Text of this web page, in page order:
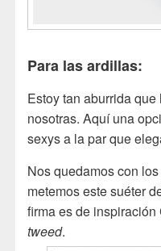
Para las ardillas:
Estoy tan aburrida
nosotras. Aquí una
sexys a la par que
Nos quedamos con
metemos este suéter
firma es de
tweed.